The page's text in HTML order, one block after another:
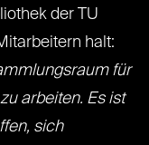
der TU
halt:
für
arbeiten. Es ist
sich